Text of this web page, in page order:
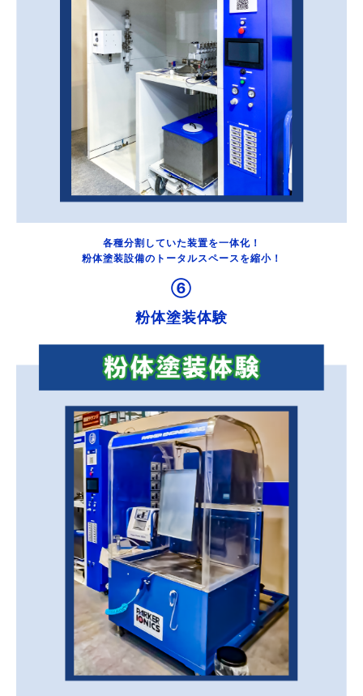
各種分割していた装置を一体化！
粉体塗装設備のトータルスペースを縮小！
⑥
粉体塗装体験